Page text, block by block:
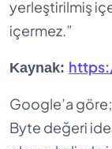
yerleştirilmiş
içermez.”
Kaynak:
Google’a
Byte değeri